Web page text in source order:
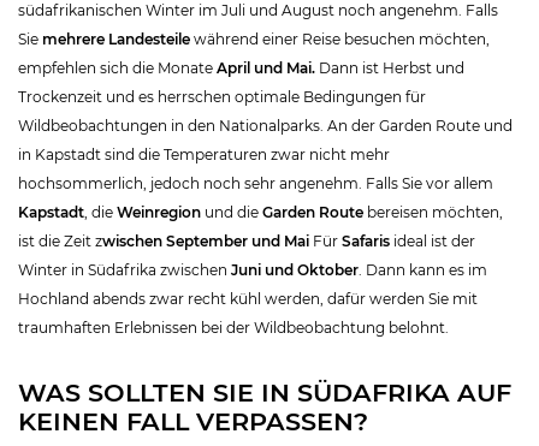
südafrikanischen Winter im Juli und August noch angenehm. Falls
Sie mehrere Landesteile während einer Reise besuchen möchten,
empfehlen sich die Monate April und Mai. Dann ist Herbst und
Trockenzeit und es herrschen optimale Bedingungen für
Wildbeobachtungen in den Nationalparks. An der Garden Route und
in Kapstadt sind die Temperaturen zwar nicht mehr
hochsommerlich, jedoch noch sehr angenehm. Falls Sie vor allem
Kapstadt, die Weinregion und die Garden Route bereisen möchten,
ist die Zeit zwischen September und Mai Für Safaris ideal ist der
Winter in Südafrika zwischen Juni und Oktober. Dann kann es im
Hochland abends zwar recht kühl werden, dafür werden Sie mit
traumhaften Erlebnissen bei der Wildbeobachtung belohnt.
WAS SOLLTEN SIE IN SÜDAFRIKA AUF
KEINEN FALL VERPASSEN?